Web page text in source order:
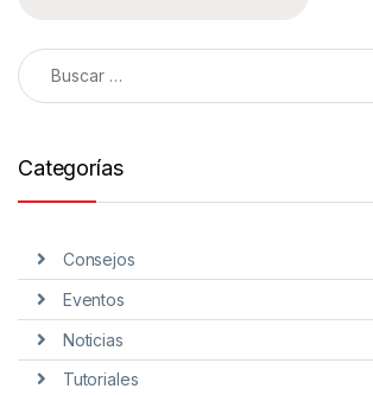
Categorías
Consejos
Eventos
Noticias
Tutoriales